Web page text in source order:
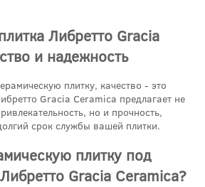
Либретто Gracia
и надежность
плитку, качество - это
Gracia Ceramica предлагает не
но и прочность,
срок службы вашей плитки.
плитку под
Gracia Ceramica?